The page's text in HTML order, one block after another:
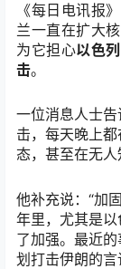
《每日电讯报
兰一直在扩大
为它担心以色
击。
一位消息人士
击，每天晚上
态，甚至在无
他补充说：“加
年里，尤其是
了加强。最近
划打击伊朗的